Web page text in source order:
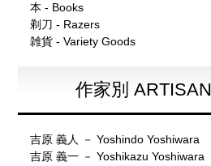
本 - Books
剃刀 - Razers
雑貨 - Variety Goods
作家別 ARTISAN
吉原 義人 － Yoshindo Yoshiwara
吉原 義一 － Yoshikazu Yoshiwara